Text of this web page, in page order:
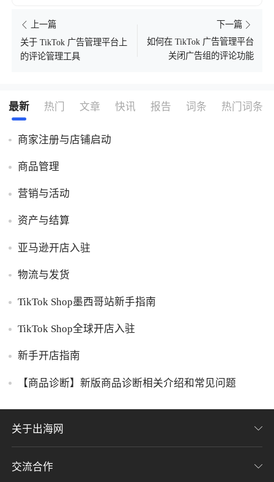
上一篇
关于 TikTok 广告管理平台上
的评论管理工具
下一篇
如何在 TikTok 广告管理平台
关闭广告组的评论功能
最新 热门 文章 快讯 报告 词条 热门词条
商家注册与店铺启动
商品管理
营销与活动
资产与结算
亚马逊开店入驻
物流与发货
TikTok Shop墨西哥站新手指南
TikTok Shop全球开店入驻
新手开店指南
【商品诊断】新版商品诊断相关介绍和常见问题
关于出海网
关于我们
交流合作